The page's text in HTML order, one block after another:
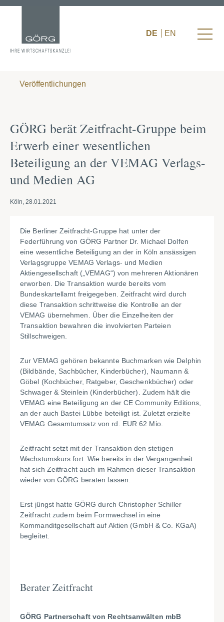
DE EN
Veröffentlichungen
GÖRG berät Zeitfracht-Gruppe beim
Erwerb einer wesentlichen
Beteiligung an der VEMAG Verlags-
und Medien AG
Köln, 28.01.2021
Die Berliner Zeitfracht-Gruppe hat unter der
Federführung von GÖRG Partner Dr. Michael Dolfen
eine wesentliche Beteiligung an der in Köln ansässigen
Verlagsgruppe VEMAG Verlags- und Medien
Aktiengesellschaft („VEMAG“) von mehreren Aktionären
erworben. Die Transaktion wurde bereits vom
Bundeskartellamt freigegeben. Zeitfracht wird durch
diese Transaktion schrittweise die Kontrolle an der
VEMAG übernehmen. Über die Einzelheiten der
Transaktion bewahren die involvierten Parteien
Stillschweigen.
Zur VEMAG gehören bekannte Buchmarken wie Delphin
(Bildbände, Sachbücher, Kinderbücher), Naumann &
Göbel (Kochbücher, Ratgeber, Geschenkbücher) oder
Schwager & Steinlein (Kinderbücher). Zudem hält die
VEMAG eine Beteiligung an der CE Community Editions,
an der auch Bastei Lübbe beteiligt ist. Zuletzt erzielte
VEMAG Gesamtumsatz von rd. EUR 62 Mio.
Zeitfracht setzt mit der Transaktion den stetigen
Wachstumskurs fort. Wie bereits in der Vergangenheit
hat sich Zeitfracht auch im Rahmen dieser Transaktion
wieder von GÖRG beraten lassen.
Erst jüngst hatte GÖRG durch Christopher Schiller
Zeitfracht zudem beim Formwechsel in eine
Kommanditgesellschaft auf Aktien (GmbH & Co. KGaA)
begleitet.
Berater Zeitfracht
GÖRG Partnerschaft von Rechtsanwälten mbB